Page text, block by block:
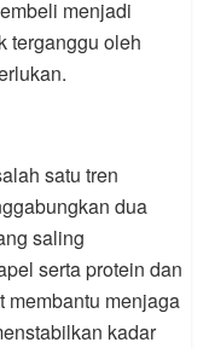
menjadi
terganggu oleh
satu tren
dua
saling
serta protein dan
membantu menjaga
kadar